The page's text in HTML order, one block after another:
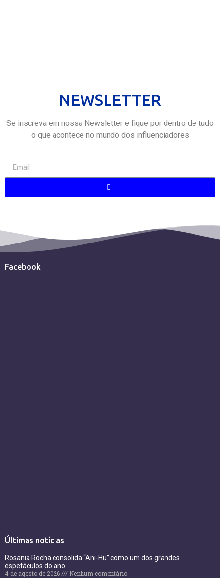
NEWSLETTER
Se inscreva em nossa Newsletter e fique por dentro de tudo
o que acontece no mundo dos influenciadores
Facebook
Últimas notícias
Rosania Rocha consolida “Ani-Hu” como um dos grandes
espetáculos do ano
4 de agosto de 2026
Nenhum comentário